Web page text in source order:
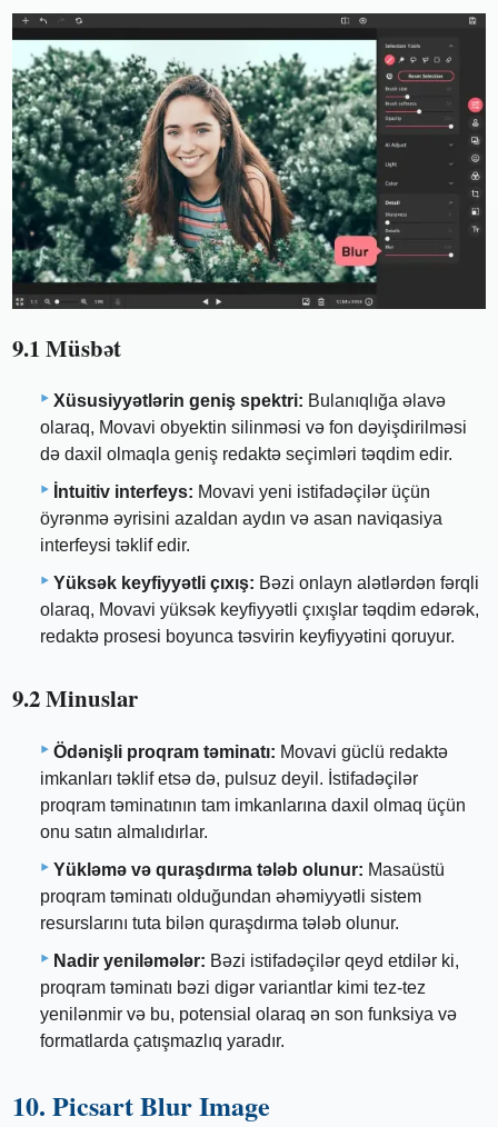
9.1 Müsbət
Xüsusiyyətlərin geniş spektri: Bulanıqlığa əlavə
olaraq, Movavi obyektin silinməsi və fon dəyişdirilməsi
də daxil olmaqla geniş redaktə seçimləri təqdim edir.
İntuitiv interfeys: Movavi yeni istifadəçilər üçün
öyrənmə əyrisini azaldan aydın və asan naviqasiya
interfeysi təklif edir.
Yüksək keyfiyyətli çıxış: Bəzi onlayn alətlərdən fərqli
olaraq, Movavi yüksək keyfiyyətli çıxışlar təqdim edərək,
redaktə prosesi boyunca təsvirin keyfiyyətini qoruyur.
9.2 Minuslar
Ödənişli proqram təminatı: Movavi güclü redaktə
imkanları təklif etsə də, pulsuz deyil. İstifadəçilər
proqram təminatının tam imkanlarına daxil olmaq üçün
onu satın almalıdırlar.
Yükləmə və quraşdırma tələb olunur: Masaüstü
proqram təminatı olduğundan əhəmiyyətli sistem
resurslarını tuta bilən quraşdırma tələb olunur.
Nadir yeniləmələr: Bəzi istifadəçilər qeyd etdilər ki,
proqram təminatı bəzi digər variantlar kimi tez-tez
yenilənmir və bu, potensial olaraq ən son funksiya və
formatlarda çatışmazlıq yaradır.
10. Picsart Blur Image